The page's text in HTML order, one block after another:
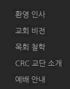
환영 인사
교회 비전
목회 철학
CRC 교단 소개
예배 안내